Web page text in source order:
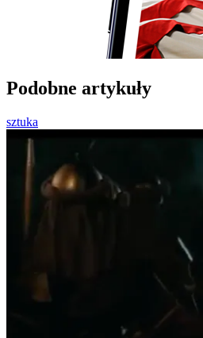
Podobne artykuły
sztuka